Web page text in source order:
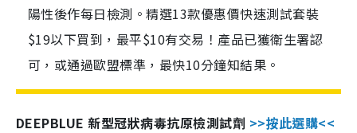
陽性後作每日檢測。精選13款優惠價快速測試套裝
$19以下買到，最平$10有交易！產品已獲衛生署認
可，或通過歐盟標準，最快10分鐘知結果。
DEEPBLUE 新型冠狀病毒抗原檢測試劑 >>按此選購<<